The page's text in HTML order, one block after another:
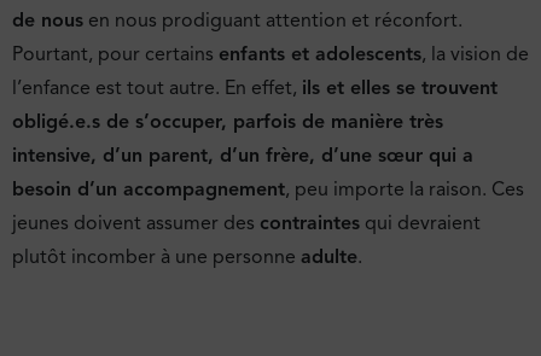
de nous en nous prodiguant attention et réconfort.
Pourtant, pour certains enfants et adolescents, la vision de
l’enfance est tout autre. En effet, ils et elles se trouvent
obligé.e.s de s’occuper, parfois de manière très
intensive, d’un parent, d’un frère, d’une sœur qui a
besoin d’un accompagnement, peu importe la raison. Ces
jeunes doivent assumer des contraintes qui devraient
plutôt incomber à une personne adulte.